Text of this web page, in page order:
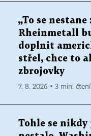
„To se nestane
Rheinmetall
doplnit
střel, chce to
zbrojovky
7. 8. 2026 ▪ 3 min. čtení
Tohle se